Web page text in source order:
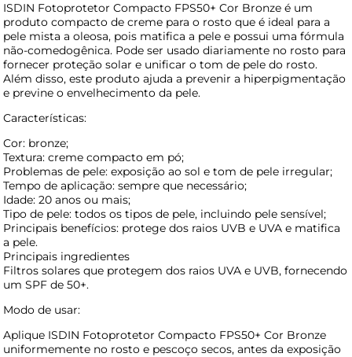
ISDIN Fotoprotetor Compacto FPS50+ Cor Bronze é um
produto compacto de creme para o rosto que é ideal para a
pele mista a oleosa, pois matifica a pele e possui uma fórmula
não-comedogênica. Pode ser usado diariamente no rosto para
fornecer proteção solar e unificar o tom de pele do rosto.
Além disso, este produto ajuda a prevenir a hiperpigmentação
e previne o envelhecimento da pele.
Características:
Cor: bronze;
Textura: creme compacto em pó;
Problemas de pele: exposição ao sol e tom de pele irregular;
Tempo de aplicação: sempre que necessário;
Idade: 20 anos ou mais;
Tipo de pele: todos os tipos de pele, incluindo pele sensível;
Principais benefícios: protege dos raios UVB e UVA e matifica
a pele.
Principais ingredientes
Filtros solares que protegem dos raios UVA e UVB, fornecendo
um SPF de 50+.
Modo de usar:
Aplique ISDIN Fotoprotetor Compacto FPS50+ Cor Bronze
uniformemente no rosto e pescoço secos, antes da exposição